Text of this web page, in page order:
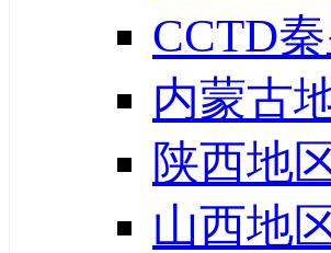
CCTD
内蒙古
陕西地
山西地